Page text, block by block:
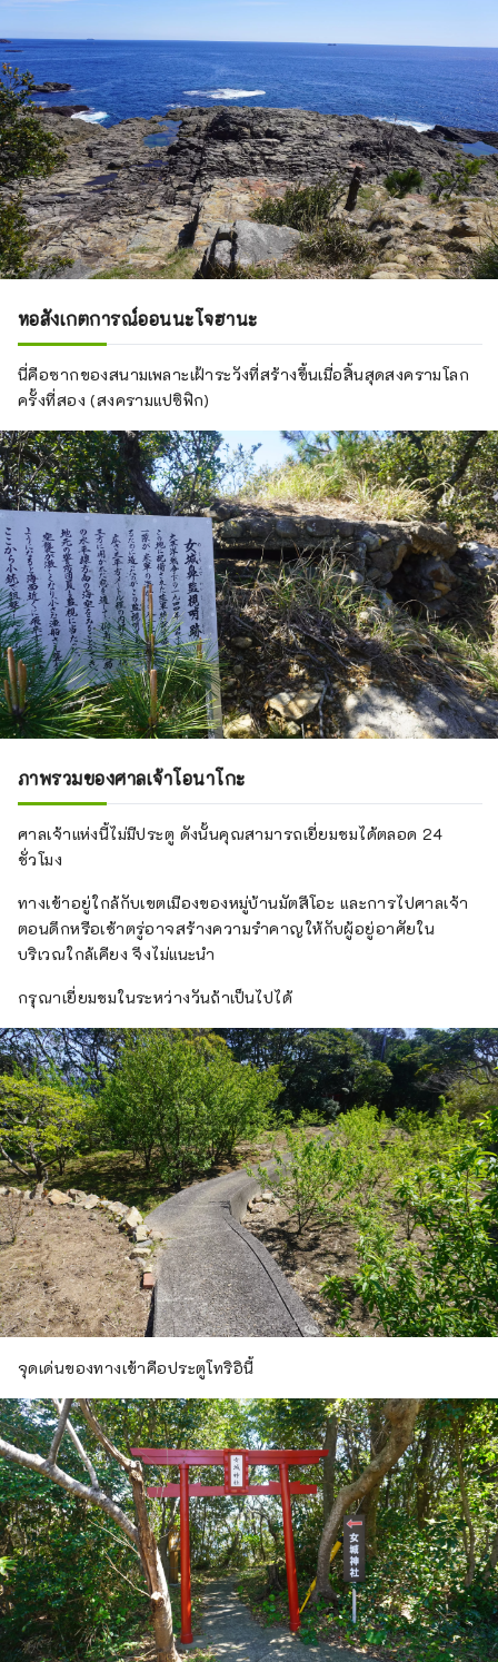
หอสังเกตการณ์ออนนะโจฮานะ
นี่คือซากของสนามเพลาะเฝ้าระวังที่สร้างขึ้นเมื่อสิ้นสุดสงครามโลก
ครั้งที่สอง (สงครามแปซิฟิก)
ภาพรวมของศาลเจ้าโอนาโกะ
ศาลเจ้าแห่งนี้ไม่มีประตู ดังนั้นคุณสามารถเยี่ยมชมได้ตลอด 24
ชั่วโมง
ทางเข้าอยู่ใกล้กับเขตเมืองของหมู่บ้านมัตสึโอะ และการไปศาลเจ้า
ตอนดึกหรือเช้าตรู่อาจสร้างความรำคาญให้กับผู้อยู่อาศัยใน
บริเวณใกล้เคียง จึงไม่แนะนำ
กรุณาเยี่ยมชมในระหว่างวันถ้าเป็นไปได้
จุดเด่นของทางเข้าคือประตูโทริอินี้